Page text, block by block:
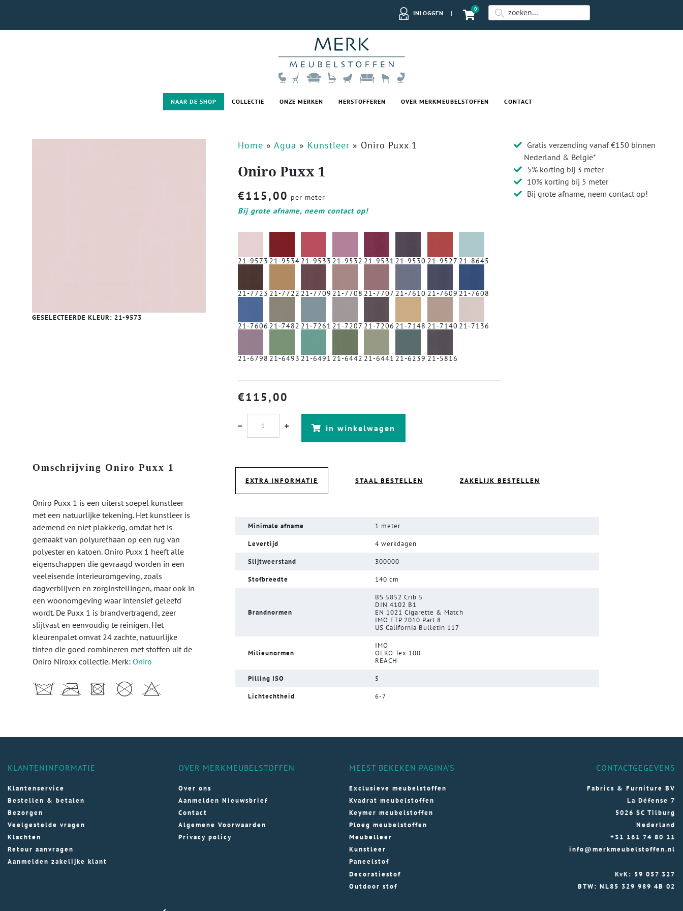
INLOGGEN |
0
NAAR DE SHOP COLLECTIE ONZE MERKEN HERSTOFFEREN OVER MERKMEUBELSTOFFEN CONTACT
GESELECTEERDE KLEUR: 21-9573
Home » Agua » Kunstleer » Oniro Puxx 1
Oniro Puxx 1
€115,00 per meter
Bij grote afname, neem contact op!
21-9573 21-9534 21-9533 21-9532 21-9531 21-9530 21-9527 21-8645
21-7723 21-7722 21-7709 21-7708 21-7707 21-7610 21-7609 21-7608
21-7606 21-7482 21-7261 21-7207 21-7206 21-7148 21-7140 21-7136
21-6798 21-6493 21-6491 21-6442 21-6441 21-6239 21-5816
€115,00
in winkelwagen
Gratis verzending vanaf €150 binnen
Nederland & België*
5% korting bij 3 meter
10% korting bij 5 meter
Bij grote afname, neem contact op!
Omschrijving Oniro Puxx 1
Oniro Puxx 1 is een uiterst soepel kunstleer
met een natuurlijke tekening. Het kunstleer is
ademend en niet plakkerig, omdat het is
gemaakt van polyurethaan op een rug van
polyester en katoen. Oniro Puxx 1 heeft alle
eigenschappen die gevraagd worden in een
veeleisende interieuromgeving, zoals
dagverblijven en zorginstellingen, maar ook in
een woonomgeving waar intensief geleefd
wordt. De Puxx 1 is brandvertragend, zeer
slijtvast en eenvoudig te reinigen. Het
kleurenpalet omvat 24 zachte, natuurlijke
tinten die goed combineren met stoffen uit de
Oniro Niroxx collectie. Merk: Oniro
EXTRA INFORMATIE STAAL BESTELLEN ZAKELIJK BESTELLEN
Minimale afname 1 meter
Levertijd 4 werkdagen
Slijtweerstand 300000
Stofbreedte 140 cm
Brandnormen
BS 5852 Crib 5
DIN 4102 B1
EN 1021 Cigarette & Match
IMO FTP 2010 Part 8
US California Bulletin 117
Milieunormen
IMO
OEKO Tex 100
REACH
Pilling ISO 5
Lichtechtheid 6-7
KLANTENINFORMATIE
Klantenservice
Bestellen & betalen
Bezorgen
Veelgestelde vragen
Klachten
Retour aanvragen
Aanmelden zakelijke klant
OVER MERKMEUBELSTOFFEN
Over ons
Aanmelden Nieuwsbrief
Contact
Algemene Voorwaarden
Privacy policy
MEEST BEKEKEN PAGINA'S
Exclusieve meubelstoffen
Kvadrat meubelstoffen
Keymer meubelstoffen
Ploeg meubelstoffen
Meubelleer
Kunstleer
Paneelstof
Decoratiestof
Outdoor stof
CONTACTGEGEVENS
Fabrics & Furniture BV
La Défense 7
5026 SC Tilburg
Nederland
+31 161 74 80 11
info@merkmeubelstoffen.nl
KvK: 59 057 327
BTW: NL85 329 989 4B 02